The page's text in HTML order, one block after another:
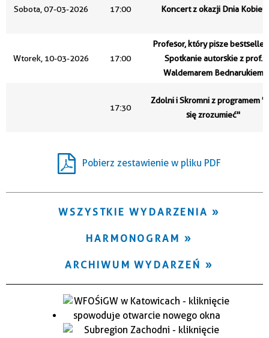
Sobota, 07-03-2026 17:00 Koncert z okazji Dnia Kobiet
Wtorek, 10-03-2026 17:00
Profesor, który pisze
Spotkanie autorskie z prof.
Waldemarem Bednarukiem
17:30
Zdolni i Skromni z programem
się zrozumieć"
Pobierz zestawienie w pliku PDF
WSZYSTKIE WYDARZENIA
HARMONOGRAM
ARCHIWUM WYDARZEŃ